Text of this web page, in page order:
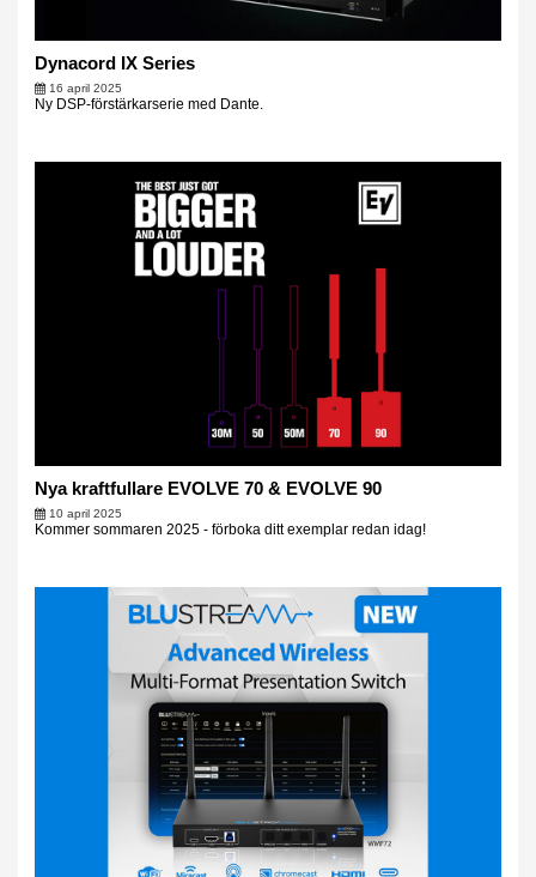
Dynacord IX Series
16 april 2025
Ny DSP-förstärkarserie med Dante.
Nya kraftfullare EVOLVE 70 & EVOLVE 90
10 april 2025
Kommer sommaren 2025 - förboka ditt exemplar redan idag!